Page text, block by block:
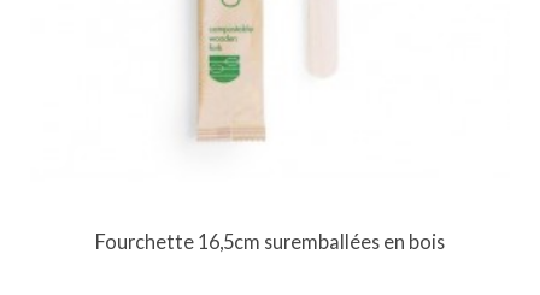
Fourchette 16,5cm suremballées en bois